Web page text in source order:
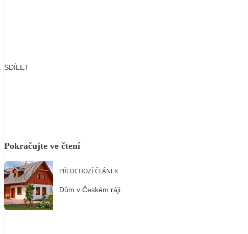
SDÍLET
Pokračujte ve čtení
PŘEDCHOZÍ ČLÁNEK
Dům v Českém ráji